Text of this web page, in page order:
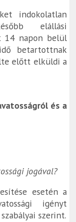
indokolatlan
elállási
14 napon belül
betartottnak
előtt elküldi a
és a
jogával?
esetén a
igényt
szerint.